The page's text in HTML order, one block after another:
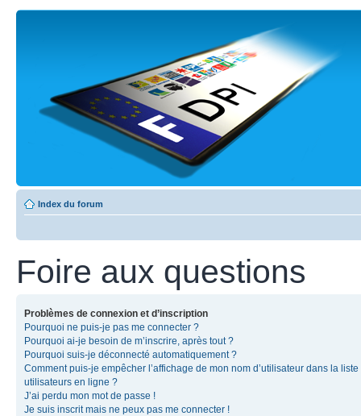
Index du forum
Foire aux questions
Problèmes de connexion et d’inscription
Pourquoi ne puis-je pas me connecter ?
Pourquoi ai-je besoin de m’inscrire, après tout ?
Pourquoi suis-je déconnecté automatiquement ?
Comment puis-je empêcher l’affichage de mon nom d’utilisateur dans la liste
utilisateurs en ligne ?
J’ai perdu mon mot de passe !
Je suis inscrit mais ne peux pas me connecter !